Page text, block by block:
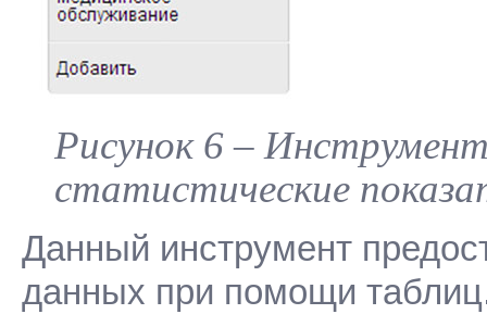
Рисунок 6 –
статистические
Данный инструмент
данных при помощи